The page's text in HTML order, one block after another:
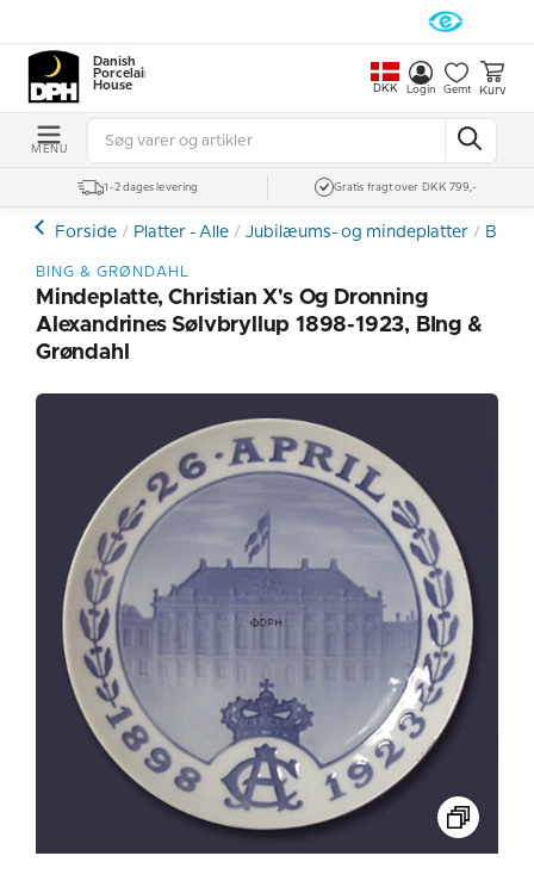
Danish
Porcelain
House
DKK Login Gemt Kurv
MENU
1-2 dages levering Gratis fragt over DKK 799,-
Forside Platter - Alle Jubilæums- og mindeplatter Bing
BING & GRØNDAHL
Mindeplatte, Christian X's Og Dronning
Alexandrines Sølvbryllup 1898-1923, BIng &
Grøndahl